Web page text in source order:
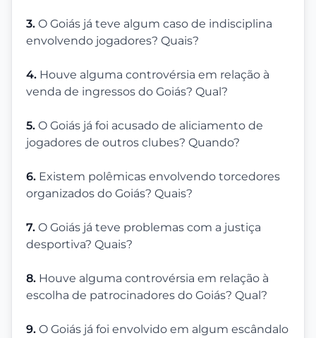
3. O Goiás já teve algum caso de indisciplina
envolvendo jogadores? Quais?
4. Houve alguma controvérsia em relação à
venda de ingressos do Goiás? Qual?
5. O Goiás já foi acusado de aliciamento de
jogadores de outros clubes? Quando?
6. Existem polêmicas envolvendo torcedores
organizados do Goiás? Quais?
7. O Goiás já teve problemas com a justiça
desportiva? Quais?
8. Houve alguma controvérsia em relação à
escolha de patrocinadores do Goiás? Qual?
9. O Goiás já foi envolvido em algum escândalo